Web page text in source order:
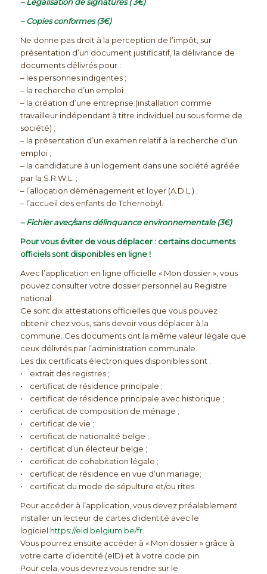
– Copies conformes (3€)
Ne donne pas droit à la perception de l’impôt, sur
présentation d’un document justificatif, la délivrance de
documents délivrés pour :
– les personnes indigentes ;
– la recherche d’un emploi ;
– la création d’une entreprise (installation comme
travailleur indépendant à titre individuel ou sous forme de
société) ;
– la présentation d’un examen relatif à la recherche d’un
emploi ;
– la candidature à un logement dans une société agréée
par la S.R.W.L. ;
– l’allocation déménagement et loyer (A.D.L.) ;
– l’accueil des enfants de Tchernobyl.
– Fichier avec/sans délinquance environnementale (3€)
Pour vous éviter de vous déplacer : certains documents
officiels sont disponibles en ligne !
Avec l’application en ligne officielle « Mon dossier », vous
pouvez consulter votre dossier personnel au Registre
national.
Ce sont dix attestations officielles que vous pouvez
obtenir chez vous, sans devoir vous déplacer à la
commune. Ces documents ont la même valeur légale que
ceux délivrés par l’administration communale.
Les dix certificats électroniques disponibles sont :
• extrait des registres ;
• certificat de résidence principale ;
• certificat de résidence principale avec historique ;
• certificat de composition de ménage ;
• certificat de vie ;
• certificat de nationalité belge ;
• certificat d’un électeur belge ;
• certificat de cohabitation légale ;
• certificat de résidence en vue d’un mariage;
• certificat du mode de sépulture et/ou rites.
Pour accéder à l’application, vous devez préalablement
installer un lecteur de cartes d’identité avec le
logiciel https://eid.belgium.be/fr.
Vous pourrez ensuite accéder à « Mon dossier » grâce à
votre carte d’identité (eID) et à votre code pin.
Pour cela, vous devrez vous rendre sur le